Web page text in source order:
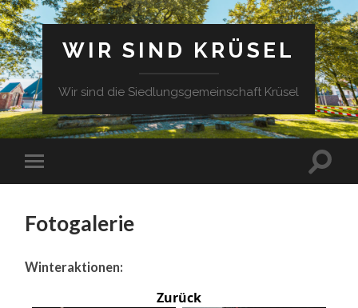
WIR SIND KRÜSEL
Wir sind die Siedlungsgemeinschaft Krüsel
Fotogalerie
Winteraktionen:
Zurück